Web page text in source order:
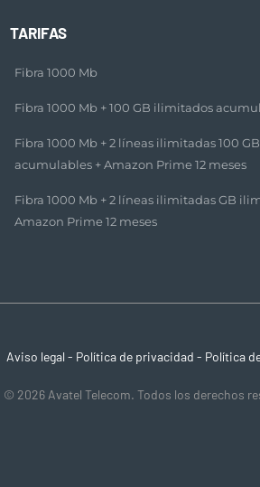
TARIFAS
Fibra 1000 Mb
Fibra 1000 Mb + 100 GB ilimitados
Fibra 1000 Mb + 2 líneas ilimitadas 100 GB
acumulables + Amazon Prime 12 meses​
Fibra 1000 Mb + 2 líneas ilimitadas GB
Amazon Prime 12 meses​
Aviso legal - Política de privacidad - Política
© 2026 Avatel Telecom. Todos los derechos